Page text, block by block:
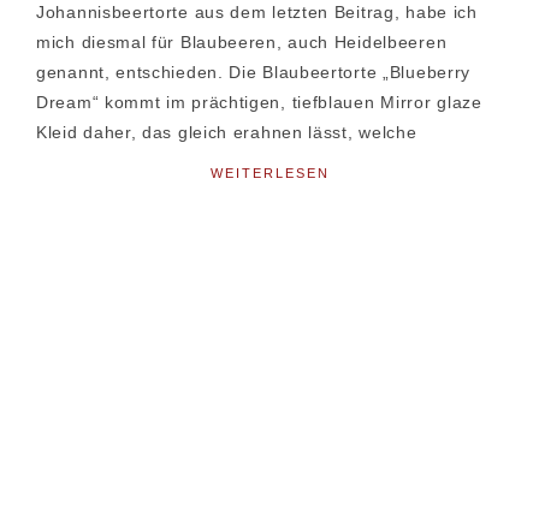
Johannisbeertorte aus dem letzten Beitrag, habe ich
mich diesmal für Blaubeeren, auch Heidelbeeren
genannt, entschieden. Die Blaubeertorte „Blueberry
Dream“ kommt im prächtigen, tiefblauen Mirror glaze
Kleid daher, das gleich erahnen lässt, welche
WEITERLESEN